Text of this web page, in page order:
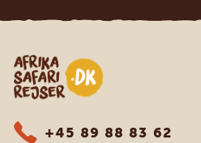
Safari-rejser i Afrika
+45 89 88 83 62